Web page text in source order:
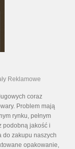
Reklamowe
coraz
Problem mają
rynku, pełnym
podobną jakość i
do zakupu naszych
opakowanie,